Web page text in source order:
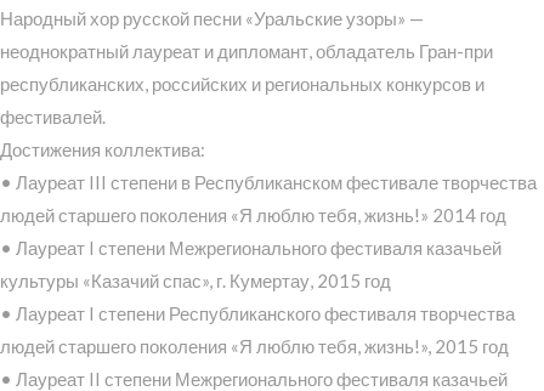
Народный хор русской песни «Уральские узоры» —
неоднократный лауреат и дипломант, обладатель Гран-при
республиканских, российских и региональных конкурсов и
фестивалей.
Достижения коллектива:
• Лауреат III степени в Республиканском фестивале творчества
людей старшего поколения «Я люблю тебя, жизнь!» 2014 год
• Лауреат I степени Межрегионального фестиваля казачьей
культуры «Казачий спас», г. Кумертау, 2015 год
• Лауреат I степени Республиканского фестиваля творчества
людей старшего поколения «Я люблю тебя, жизнь!», 2015 год
• Лауреат II степени Межрегионального фестиваля казачьей